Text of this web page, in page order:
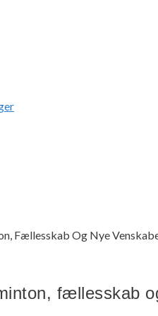
Fællesskab Og Nye
fællesskab